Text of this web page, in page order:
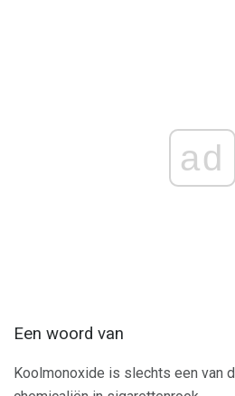
ad
Een woord van
Koolmonoxide is slechts een van